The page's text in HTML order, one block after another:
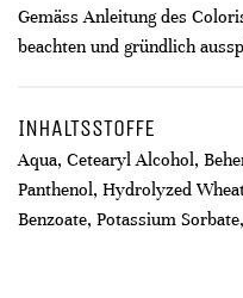
Gemäss Anleitung des
beachten und gründlich
INHALTSSTOFFE
Aqua, Cetearyl Alcohol,
Panthenol, Hydrolyzed
Benzoate, Potassium